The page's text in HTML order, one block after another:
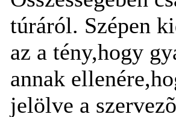
túráról. Szépen
az a tény,hogy
annak
jelölve a